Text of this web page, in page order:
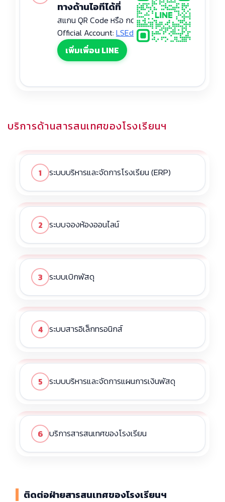
ทางด้านไอทีได้ที่
สแกน QR Code หรือ กดปุ่มเพิ่มเพื่อน LINE
Official Account: LSEd Helpdesk
เพิ่มเพื่อน LINE
บริการด้านสารสนเทศของโรงเรียนฯ
1 ระบบบริหารและจัดการโรงเรียน (ERP)
2 ระบบจองห้องออนไลน์
3 ระบบเบิกพัสดุ
4 ระบบสารอิเล็กทรอนิกส์
5 ระบบบริหารและจัดการแผนการเงินพัสดุ
6 บริการสารสนเทศของโรงเรียน
ติดต่อฝ่ายสารสนเทศของโรงเรียนฯ